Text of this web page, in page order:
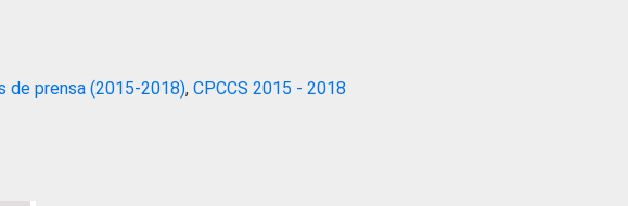
de prensa (2015-2018), CPCCS 2015 - 2018